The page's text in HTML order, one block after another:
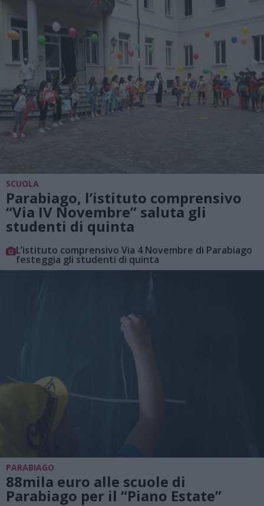
SCUOLA
Parabiago, l’istituto comprensivo
“Via IV Novembre” saluta gli
studenti di quinta
L’istituto comprensivo Via 4 Novembre di Parabiago
festeggia gli studenti di quinta
PARABIAGO
88mila euro alle scuole di
Parabiago per il “Piano Estate”